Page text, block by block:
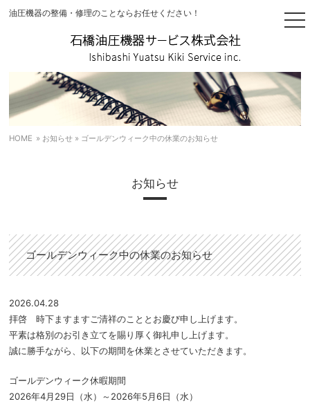
油圧機器の整備・修理のことならお任せください！
HOME » お知らせ » ゴールデンウィーク中の休業のお知らせ
お知らせ
ゴールデンウィーク中の休業のお知らせ
2026.04.28
拝啓 時下ますますご清祥のこととお慶び申し上げます。
平素は格別のお引き立てを賜り厚く御礼申し上げます。
誠に勝手ながら、以下の期間を休業とさせていただきます。
ゴールデンウィーク休暇期間
2026年4月29日（水）～2026年5月6日（水）